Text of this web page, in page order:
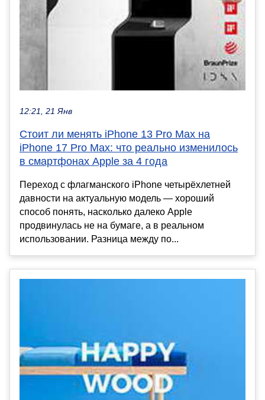
12:21, 21 Янв
Стоит ли менять iPhone 13 Pro Max на
iPhone 17 Pro Max: что реально изменилось
в смартфонах Apple за 4 года
Переход с флагманского iPhone четырёхлетней
давности на актуальную модель — хороший
способ понять, насколько далеко Apple
продвинулась не на бумаге, а в реальном
использовании. Разница между по...